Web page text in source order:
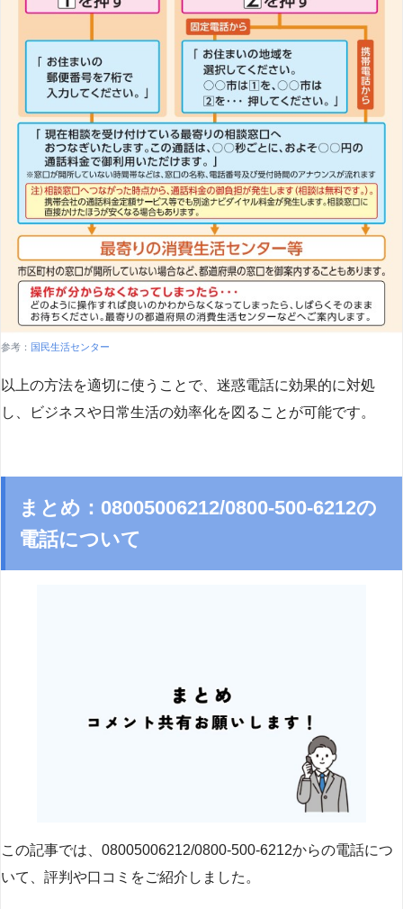
参考： 国民生活センター
以上の方法を適切に使うことで、迷惑電話に効果的に対処
し、ビジネスや日常生活の効率化を図ることが可能です。
まとめ：08005006212/0800-500-6212の
電話について
この記事では、08005006212/0800-500-6212からの電話につ
いて、評判や口コミをご紹介しました。